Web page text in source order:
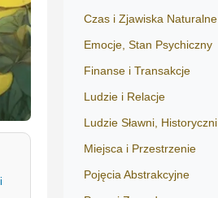
Czas i Zjawiska Naturalne
Emocje, Stan Psychiczny
Finanse i Transakcje
Ludzie i Relacje
Ludzie Sławni, Historyczni
Miejsca i Przestrzenie
Pojęcia Abstrakcyjne